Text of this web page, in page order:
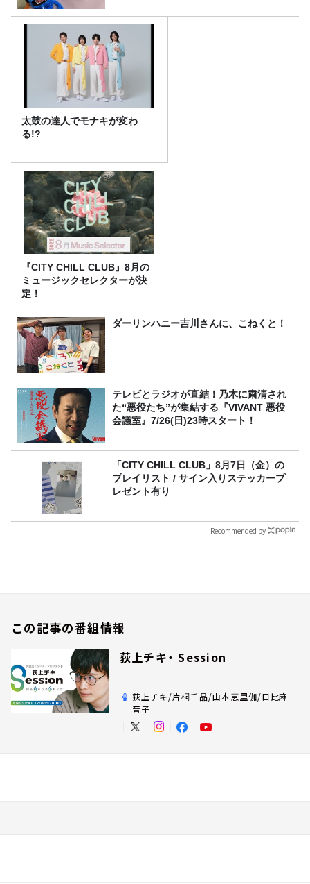
太鼓の達人でモナキが変わ
る!?
『CITY CHILL CLUB』8月の
ミュージックセレクターが決
定！
ダーリンハニー吉川さんに、こねくと！
テレビとラジオが直結！乃木に粛清され
た“悪役たち”が集結する『VIVANT 悪役
会議室』7/26(日)23時スタート！
「CITY CHILL CLUB」8月7日（金）の
プレイリスト / サイン入りステッカープ
レゼント有り
Recommended by
この記事の番組情報
荻上チキ・ Session
荻上チキ/片桐千晶/山本恵里伽/日比麻
音子